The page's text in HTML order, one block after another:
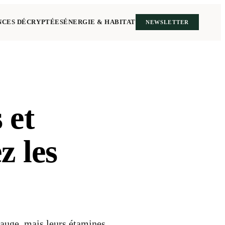
DÉCRYPTÉESÉNERGIE & HABITAT NEWSLETTER
et
les